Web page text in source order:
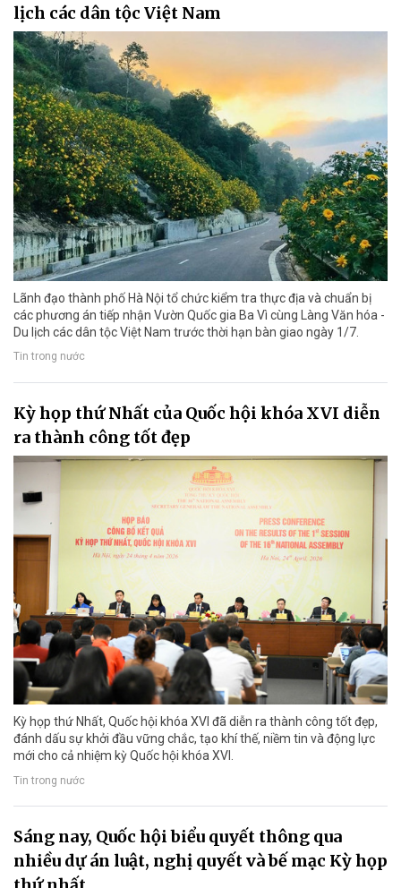
lịch các dân tộc Việt Nam
Lãnh đạo thành phố Hà Nội tổ chức kiểm tra thực địa và chuẩn bị
các phương án tiếp nhận Vườn Quốc gia Ba Vì cùng Làng Văn hóa -
Du lịch các dân tộc Việt Nam trước thời hạn bàn giao ngày 1/7.
Tin trong nước
Kỳ họp thứ Nhất của Quốc hội khóa XVI diễn
ra thành công tốt đẹp
Kỳ họp thứ Nhất, Quốc hội khóa XVI đã diễn ra thành công tốt đẹp,
đánh dấu sự khởi đầu vững chắc, tạo khí thế, niềm tin và động lực
mới cho cả nhiệm kỳ Quốc hội khóa XVI.
Tin trong nước
Sáng nay, Quốc hội biểu quyết thông qua
nhiều dự án luật, nghị quyết và bế mạc Kỳ họp